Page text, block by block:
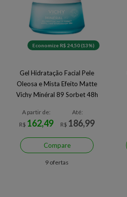
Economize R$ 24,50 (13%)
Gel Hidratação Facial Pele
Oleosa e Mista Efeito Matte
Vichy Minéral 89 Sorbet 48h
A partir de:
R$ 162,49
Até:
R$ 186,99
Compare
9 ofertas